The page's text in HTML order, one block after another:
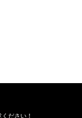
ださい！